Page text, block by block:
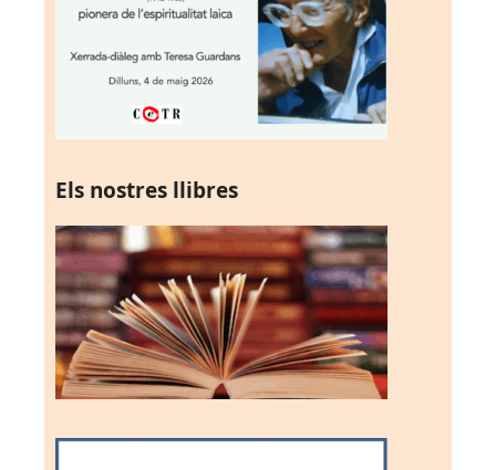
Els nostres llibres